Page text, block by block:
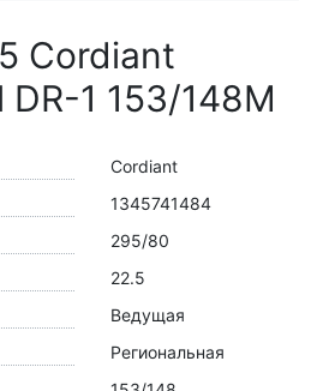
Cordiant
1 153/148M
Cordiant
1345741484
295/80
22.5
Ведущая
Региональная